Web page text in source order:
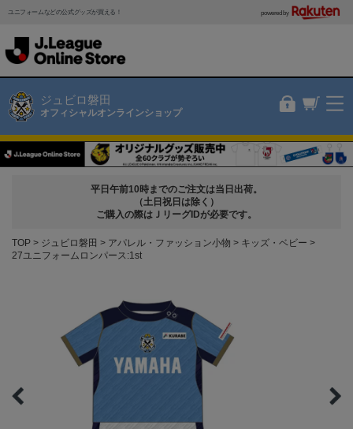
ユニフォームなどの公式グッズが買える！ powered by
ジュビロ磐田
オフィシャルオンラインショップ
平日午前10時までのご注文は当日出荷。
（土日祝日は除く）
ご購入の際はＪリーグIDが必要です。
TOP ジュビロ磐田 アパレル・ファッション小物
キッズ・ベビー
27ユニフォームロンパース:1st